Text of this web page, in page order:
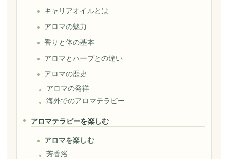
キャリアオイルとは
アロマの魅力
香りと体の基本
アロマとハーブとの違い
アロマの歴史
アロマの発祥
海外でのアロマテラピー
アロマテラピーを楽しむ
アロマを楽しむ
芳香浴